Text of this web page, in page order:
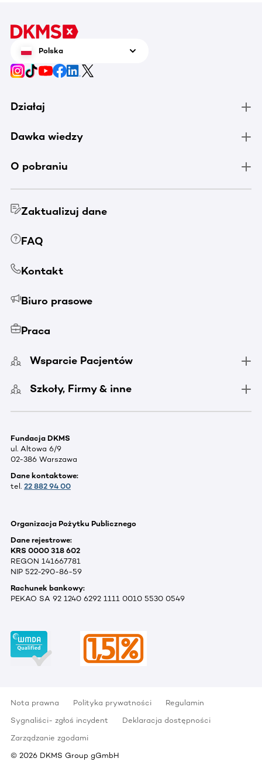
Polska
Działaj
Dawka wiedzy
O pobraniu
Zaktualizuj dane
FAQ
Kontakt
Biuro prasowe
Praca
Wsparcie Pacjentów
Szkoły, Firmy & inne
Fundacja DKMS
ul. Altowa 6/9
02-386 Warszawa
Dane kontaktowe:
tel. 22 882 94 00
Organizacja Pożytku Publicznego
Dane rejestrowe:
KRS 0000 318 602
REGON 141667781
NIP 522-290-86-59
Rachunek bankowy:
PEKAO SA 92 1240 6292 1111 0010 5530 0549
Nota prawna Polityka prywatności
Regulamin
Sygnaliści- zgłoś incydent
Deklaracja dostępności
Zarządzanie zgodami
© 2026 DKMS Group gGmbH